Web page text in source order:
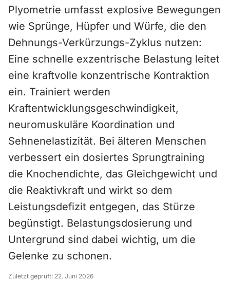
Plyometrie umfasst explosive Bewegungen
wie Sprünge, Hüpfer und Würfe, die den
Dehnungs-Verkürzungs-Zyklus nutzen:
Eine schnelle exzentrische Belastung leitet
eine kraftvolle konzentrische Kontraktion
ein. Trainiert werden
Kraftentwicklungsgeschwindigkeit,
neuromuskuläre Koordination und
Sehnenelastizität. Bei älteren Menschen
verbessert ein dosiertes Sprungtraining
die Knochendichte, das Gleichgewicht und
die Reaktivkraft und wirkt so dem
Leistungsdefizit entgegen, das Stürze
begünstigt. Belastungsdosierung und
Untergrund sind dabei wichtig, um die
Gelenke zu schonen.
Zuletzt geprüft: 22. Juni 2026